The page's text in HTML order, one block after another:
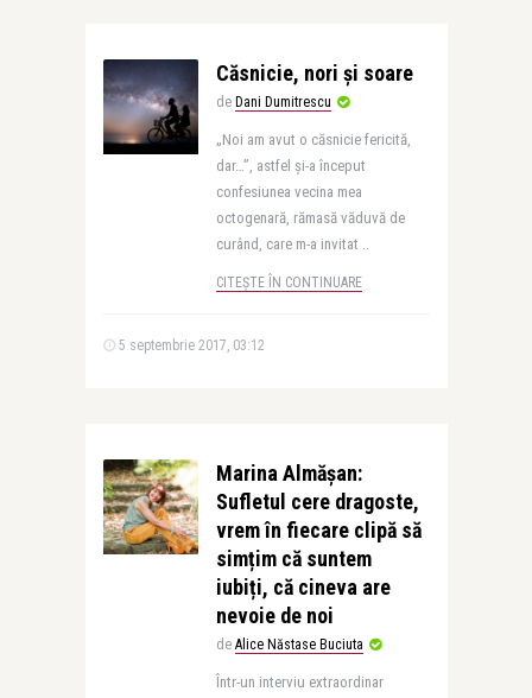
Căsnicie, nori şi soare
de Dani Dumitrescu
„Noi am avut o căsnicie fericită,
dar…”, astfel şi-a început
confesiunea vecina mea
octogenară, rămasă văduvă de
curând, care m-a invitat ..
CITEȘTE ÎN CONTINUARE
5 septembrie 2017, 03:12
Marina Almășan:
Sufletul cere dragoste,
vrem în fiecare clipă să
simțim că suntem
iubiți, că cineva are
nevoie de noi
de Alice Năstase Buciuta
Într-un interviu extraordinar